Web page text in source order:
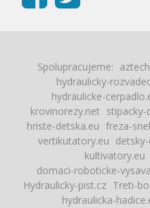
Spolupracujeme:
hydraulicky-
hydraulicke-
krovinorezy.net stipacky-
hriste-detska.eu freza-
vertikutatory.eu
kultivatory.eu
domaci-roboticke-
Hydraulicky-pist.cz Treti-
hydraulicka-